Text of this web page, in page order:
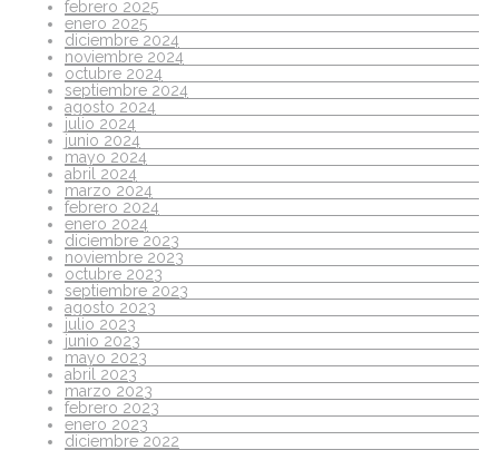
febrero 2025
enero 2025
diciembre 2024
noviembre 2024
octubre 2024
septiembre 2024
agosto 2024
julio 2024
junio 2024
mayo 2024
abril 2024
marzo 2024
febrero 2024
enero 2024
diciembre 2023
noviembre 2023
octubre 2023
septiembre 2023
agosto 2023
julio 2023
junio 2023
mayo 2023
abril 2023
marzo 2023
febrero 2023
enero 2023
diciembre 2022